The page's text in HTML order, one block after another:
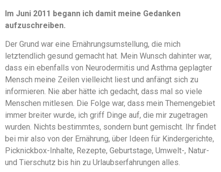
Im Juni 2011 begann ich damit meine Gedanken
aufzuschreiben.
Der Grund war eine Ernährungsumstellung, die mich
letztendlich gesund gemacht hat. Mein Wunsch dahinter war,
dass ein ebenfalls von Neurodermitis und Asthma geplagter
Mensch meine Zeilen vielleicht liest und anfängt sich zu
informieren. Nie aber hätte ich gedacht, dass mal so viele
Menschen mitlesen. Die Folge war, dass mein Themengebiet
immer breiter wurde, ich griff Dinge auf, die mir zugetragen
wurden. Nichts bestimmtes, sondern bunt gemischt. Ihr findet
bei mir also von der Ernährung, über Ideen für Kindergerichte,
Picknickbox-Inhalte, Rezepte, Geburtstage, Umwelt-, Natur-
und Tierschutz bis hin zu Urlaubserfahrungen alles.